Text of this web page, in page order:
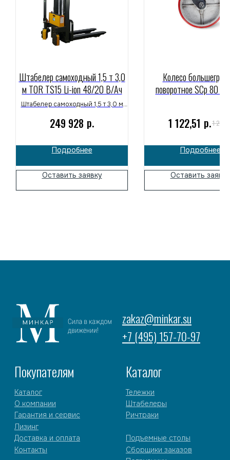
Штабелер самоходный 1,5 т 3,0
м TOR TS15 Li-ion 48/20 В/Ач
Штабелер самоходный 1,5 т 3,0 м
применяется на складах, в
Надежное решение для складской
249 928 р.
Подробнее
Оставить заявку
Колесо
поворотное SCp 80
1 122,51 р.1 207
Подробнее
Оставить заявку